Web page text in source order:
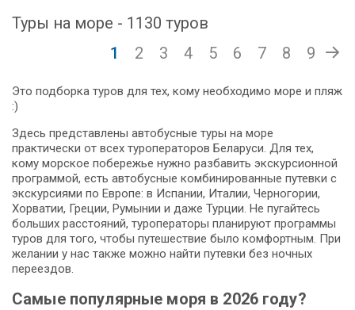
Туры на море - 1130 туров
1
2 3 4 5 6 7 8 9
Это подборка туров для тех, кому необходимо море и пляж
:)
Здесь представлены автобусные туры на море
практически от всех туроператоров Беларуси. Для тех,
кому морское побережье нужно разбавить экскурсионной
программой, есть автобусные комбинированные путевки с
экскурсиями по Европе: в Испании, Италии, Черногории,
Хорватии, Греции, Румынии и даже Турции. Не пугайтесь
больших расстояний, туроператоры планируют программы
туров для того, чтобы путешествие было комфортным. При
желании у нас также можно найти путевки без ночных
переездов.
Самые популярные моря в 2026 году?